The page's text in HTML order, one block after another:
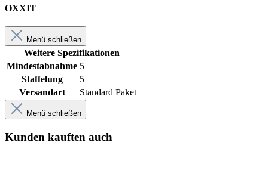
OXXIT
Menü schließen
Weitere Spezifikationen
Mindestabnahme 5
Staffelung
5
Versandart
Standard Paket
Menü schließen
Kunden kauften auch